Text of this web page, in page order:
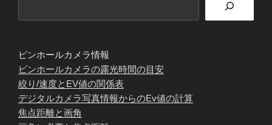
ピンホールカメラ情報
ピンホールカメラの露光時間の目安
絞り/速度とEV値の関係表
デジタルカメラ写真情報からのEv値の計算
焦点距離と画角